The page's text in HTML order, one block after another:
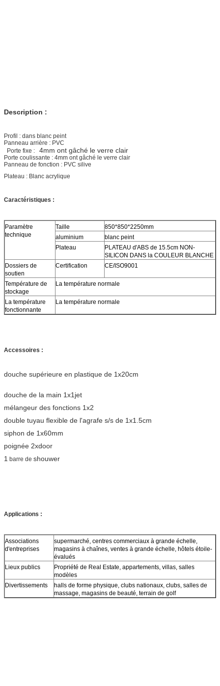
Description :
Profil : dans blanc peint
Panneau arrière : PVC
Porte fixe : 4mm ont gâché le verre clair
Porte coulissante : 4mm ont gâché le verre clair
Panneau de fonction : PVC silive
Plateau : Blanc acrylique
Caractéristiques :
Paramètre
technique
Taille
850*850*2250mm
aluminium
blanc peint
Plateau
PLATEAU d'ABS de 15.5cm NON-
SILICON DANS la COULEUR BLANCHE
Dossiers de
soutien
Certification CE/ISO9001
Température de
stockage
La température normale
La température
fonctionnante
La température normale
Accessoires :
douche supérieure en plastique de 1x20cm
douche de la main 1x1jet
mélangeur des fonctions 1x2
double tuyau flexible de l'agrafe s/s de 1x1.5cm
siphon de 1x60mm
poignée 2xdoor
1 barre de shouwer
Applications :
Associations
d'entreprises
supermarché, centres commerciaux à grande échelle,
magasins à chaînes, ventes à grande échelle, hôtels étoile-
évalués
Lieux publics
Propriété de Real Estate, appartements, villas, salles
modèles
Divertissements
halls de forme physique, clubs nationaux, clubs, salles de
massage, magasins de beauté, terrain de golf